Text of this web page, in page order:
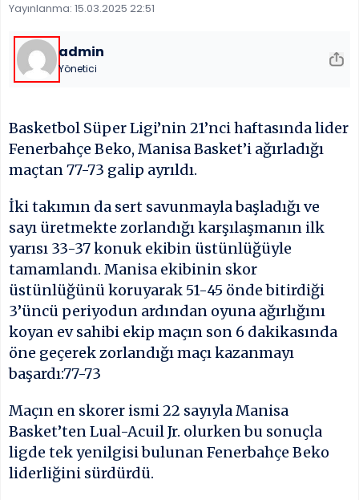
Yayınlanma: 15.03.2025 22:51
admin
Yönetici
Basketbol Süper Ligi’nin 21’nci haftasında lider
Fenerbahçe Beko, Manisa Basket’i ağırladığı
maçtan 77-73 galip ayrıldı.
İki takımın da sert savunmayla başladığı ve
sayı üretmekte zorlandığı karşılaşmanın ilk
yarısı 33-37 konuk ekibin üstünlüğüyle
tamamlandı. Manisa ekibinin skor
üstünlüğünü koruyarak 51-45 önde bitirdiği
3’üncü periyodun ardından oyuna ağırlığını
koyan ev sahibi ekip maçın son 6 dakikasında
öne geçerek zorlandığı maçı kazanmayı
başardı:77-73
Maçın en skorer ismi 22 sayıyla Manisa
Basket’ten Lual-Acuil Jr. olurken bu sonuçla
ligde tek yenilgisi bulunan Fenerbahçe Beko
liderliğini sürdürdü.